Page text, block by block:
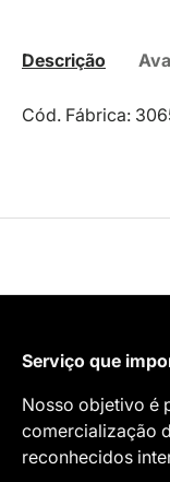
Descrição
Cód. Fábrica:
Serviço que
Nosso objetivo é
comercialização
reconhecidos